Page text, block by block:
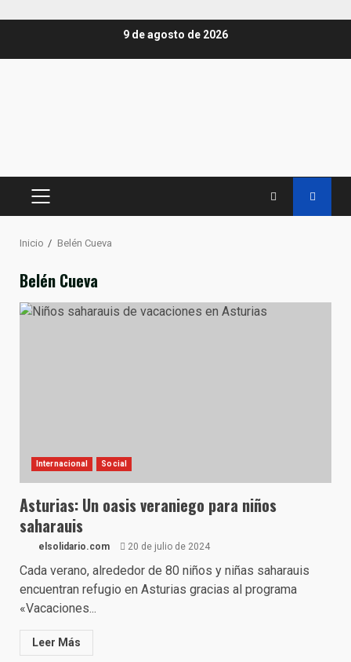
9 de agosto de 2026
MENÚ
Inicio Belén Cueva
Belén Cueva
Internacional Social
Asturias: Un oasis veraniego para niños
saharauis
elsolidario.com 20 de julio de 2024
Cada verano, alrededor de 80 niños y niñas saharauis
encuentran refugio en Asturias gracias al programa
«Vacaciones...
Leer Más